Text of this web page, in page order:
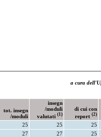
a cura
tot. insegn
/moduli
insegn
/moduli
valutati (1)
di cui con
report (2)
25 25 25
27 27 25